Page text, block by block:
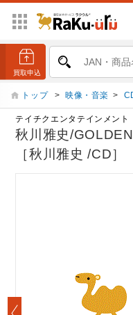
トップ > 映像・音楽 >
テイチクエンタテインメント
秋川雅史/
［秋川雅史 /CD］